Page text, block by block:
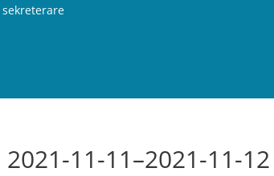
11-11–2021-11-12